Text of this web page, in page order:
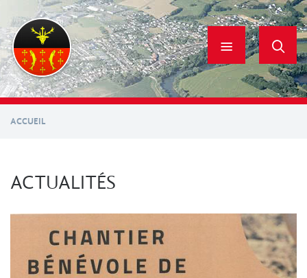
contenu
principal
ACCUEIL
ACTUALITÉS